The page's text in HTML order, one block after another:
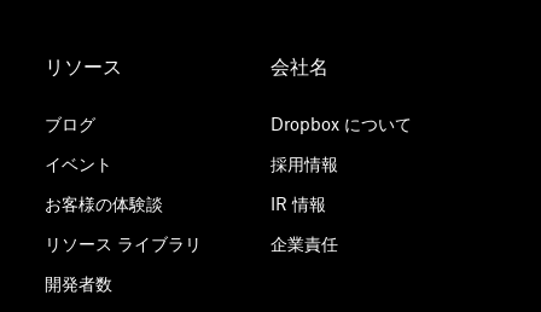
リソース
ブログ
イベント
お客様の体験談
リソース ライブラリ
開発者数
会社名
Dropbox について
採用情報
IR 情報
企業責任